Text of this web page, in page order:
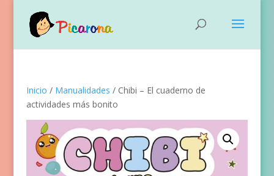
Inicio / Manualidades / Chibi – El cuaderno de
actividades más bonito